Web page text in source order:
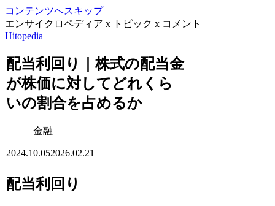
コンテンツへスキップ
エンサイクロペディア x トピック x コメント
Hitopedia
配当利回り｜株式の配当金
が株価に対してどれくら
いの割合を占めるか
金融
2024.10.052026.02.21
配当利回り